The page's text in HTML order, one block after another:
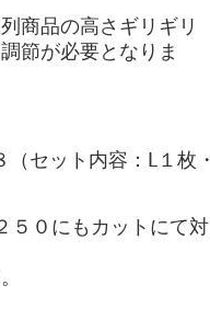
商品の高さギリギリ
節が必要となりま
セット内容：L１枚・
０にもカットにて対